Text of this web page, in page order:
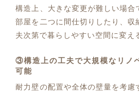
構造上、大きな変更が難しい場合
部屋を二つに間仕切りしたり、収
夫次第で暮らしやすい空間に変え
③構造上の工夫で大規模なリノ
可能
耐力壁の配置や全体の壁量を考慮